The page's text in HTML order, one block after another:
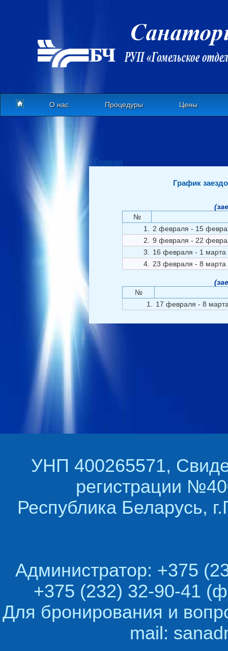
О нас Процедуры Цены
Главная
График
№
1. 2 февраля - 15
2. 9 февраля - 22
3. 16 февраля - 1 марта
4. 23 февраля - 8 марта
№
1. 17 февраля - 8
УНП 400265571,
регистрации
Республика Беларусь,
Администратор: +375
+375 (232) 32-90-41
Для бронирования и
mail: